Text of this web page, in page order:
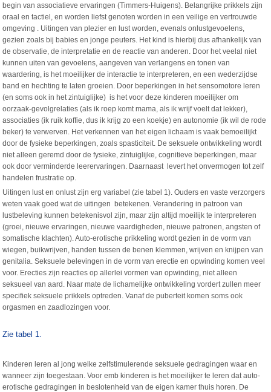
begin van associatieve ervaringen (Timmers-Huigens). Belangrijke prikkels zijn
oraal en tactiel, en worden liefst genoten worden in een veilige en vertrouwde
omgeving . Uitingen van plezier en lust worden, evenals onlustgevoelens,
gezien zoals bij babies en jonge peuters. Het kind is hierbij dus afhankelijk van
de observatie, de interpretatie en de reactie van anderen. Door het veelal niet
kunnen uiten van gevoelens, aangeven van verlangens en tonen van
waardering, is het moeilijker de interactie te interpreteren, en een wederzijdse
band en hechting te laten groeien. Door beperkingen in het sensomotore leren
(en soms ook in het zintuiglijke) is het voor deze kinderen moeilijker om
oorzaak-gevolgrelaties (als ik roep komt mama, als ik wrijf voelt dat lekker),
associaties (ik ruik koffie, dus ik krijg zo een koekje) en autonomie (ik wil de rode
beker) te verwerven. Het verkennen van het eigen lichaam is vaak bemoeilijkt
door de fysieke beperkingen, zoals spasticiteit. De seksuele ontwikkeling wordt
niet alleen geremd door de fysieke, zintuiglijke, cognitieve beperkingen, maar
ook door verminderde leerervaringen. Daarnaast levert het onvermogen tot zelf
handelen frustratie op.
Uitingen lust en onlust zijn erg variabel (zie tabel 1). Ouders en vaste verzorgers
weten vaak goed wat de uitingen betekenen. Verandering in patroon van
lustbeleving kunnen betekenisvol zijn, maar zijn altijd moeilijk te interpreteren
(groei, nieuwe ervaringen, nieuwe vaardigheden, nieuwe patronen, angsten of
somatische klachten). Auto-erotische prikkeling wordt gezien in de vorm van
wiegen, buikwrijven, handen tussen de benen klemmen, wrijven en knijpen van
genitalia. Seksuele belevingen in de vorm van erectie en opwinding komen veel
voor. Erecties zijn reacties op allerlei vormen van opwinding, niet alleen
seksueel van aard. Naar mate de lichamelijke ontwikkeling vordert zullen meer
specifiek seksuele prikkels optreden. Vanaf de puberteit komen soms ook
orgasmen en zaadlozingen voor.
Zie tabel 1.
Kinderen leren al jong welke zelfstimulerende seksuele gedragingen waar en
wanneer zijn toegestaan. Voor emb kinderen is het moeilijker te leren dat auto-
erotische gedragingen in beslotenheid van de eigen kamer thuis horen. De